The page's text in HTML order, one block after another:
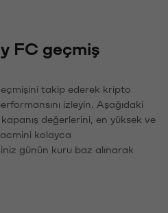
FC geçmiş
takip ederek kripto
izleyin. Aşağıdaki
değerlerini, en yüksek ve
kolayca
günün kuru baz alınarak